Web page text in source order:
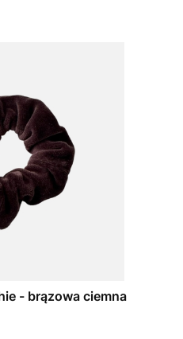
- brązowa ciemna